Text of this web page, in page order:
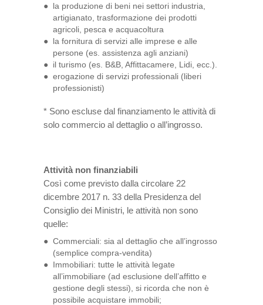
la produzione di beni nei settori industria,
artigianato, trasformazione dei prodotti
agricoli, pesca e acquacoltura
la fornitura di servizi alle imprese e alle
persone (es. assistenza agli anziani)
il turismo (es. B&B, Affittacamere, Lidi, ecc.).
erogazione di servizi professionali (liberi
professionisti)
* Sono escluse dal finanziamento le attività di
solo commercio al dettaglio o all’ingrosso.
Attività non finanziabili
Così come previsto dalla circolare 22
dicembre 2017 n. 33 della Presidenza del
Consiglio dei Ministri, le attività non sono
quelle:
Commerciali: sia al dettaglio che all’ingrosso
(semplice compra-vendita)
Immobiliari: tutte le attività legate
all’immobiliare (ad esclusione dell’affitto e
gestione degli stessi), si ricorda che non è
possibile acquistare immobili;